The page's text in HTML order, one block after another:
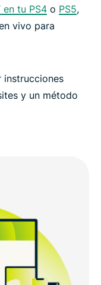
tu PS4 o PS5,
vivo para
instrucciones
y un método